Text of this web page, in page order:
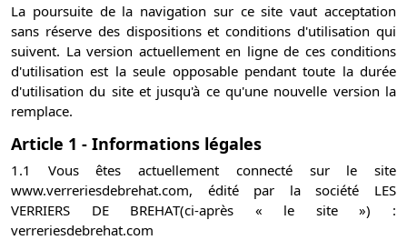
La poursuite de la navigation sur ce site vaut acceptation
sans réserve des dispositions et conditions d'utilisation qui
suivent. La version actuellement en ligne de ces conditions
d'utilisation est la seule opposable pendant toute la durée
d'utilisation du site et jusqu'à ce qu'une nouvelle version la
remplace.
Article 1 - Informations légales
1.1 Vous êtes actuellement connecté sur le site
www.verreriesdebrehat.com, édité par la société LES
VERRIERS DE BREHAT(ci-après « le site ») :
verreriesdebrehat.com